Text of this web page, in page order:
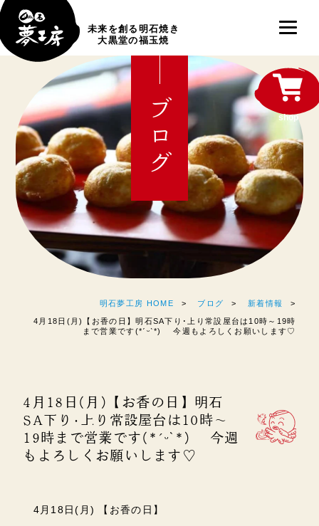
未来を創る明石焼き
大黒堂の福玉焼
ブログ
明石夢工房 HOME ブログ 新着情報
4月18日(月)【お香の日】明石SA下り･上り常設屋台は10時～19時
まで営業です(*ˊᵕˋ*) 今週もよろしくお願いします♡
4月18日(月)【お香の日】明石
SA下り･上り常設屋台は10時～
19時まで営業です(*ˊᵕˋ*) 今週
もよろしくお願いします♡
4月18日(月) 【お香の日】
shop